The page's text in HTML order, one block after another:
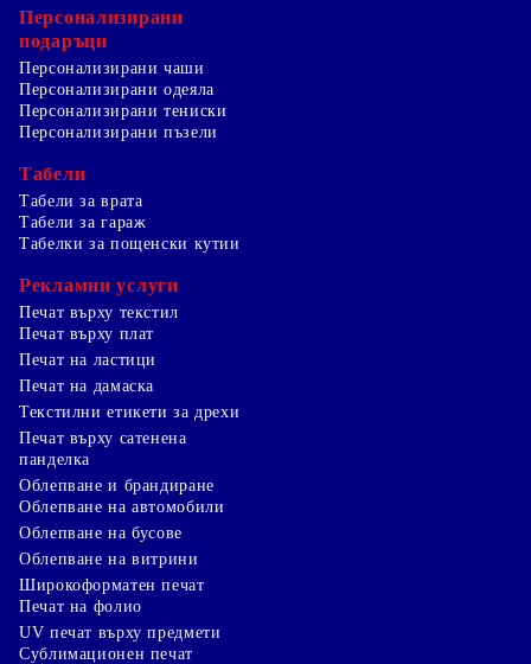
Персонализирани
подаръци
Персонализирани чаши
Персонализирани одеяла
Персонализирани тениски
Персонализирани пъзели
Табели
Табели за врата
Табели за гараж
Табелки за пощенски кутии
Рекламни услуги
Печат върху текстил
Печат върху плат
Печат на ластици
Печат на дамаска
Текстилни етикети за дрехи
Печат върху сатенена
панделка
Облепване и брандиране
Облепване на автомобили
Облепване на бусове
Облепване на витрини
Широкоформатен печат
Печат на фолио
UV печат върху предмети
Сублимационен печат